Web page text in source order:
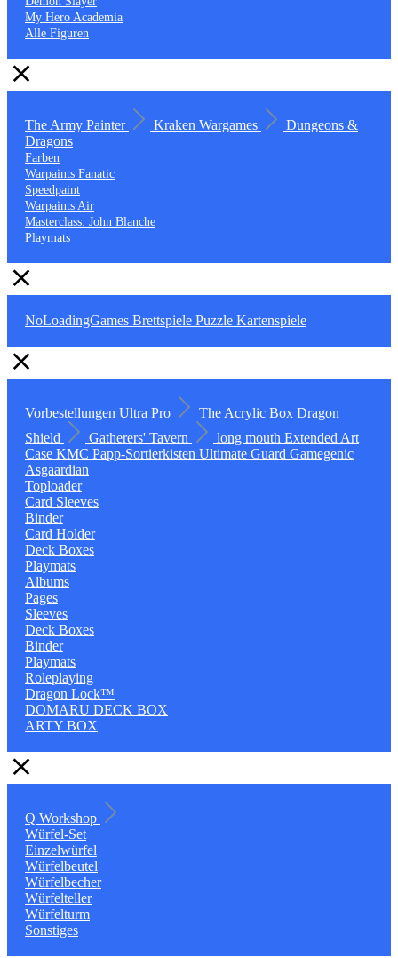
My Hero Academia
Alle Figuren
The Army Painter Kraken Wargames
Dungeons &
Dragons
Farben
Warpaints Fanatic
Speedpaint
Warpaints Air
Masterclass: John Blanche
Playmats
NoLoadingGames Brettspiele Puzzle Kartenspiele
Vorbestellungen Ultra Pro The Acrylic Box Dragon
Shield
Gatherers' Tavern long mouth Extended Art
Case KMC Papp-Sortierkisten Ultimate Guard Gamegenic
Asgaardian
Toploader
Card Sleeves
Binder
Card Holder
Deck Boxes
Playmats
Albums
Pages
Sleeves
Deck Boxes
Binder
Playmats
Roleplaying
Dragon Lock™
DOMARU DECK BOX
ARTY BOX
Q Workshop
Würfel-Set
Einzelwürfel
Würfelbeutel
Würfelbecher
Würfelteller
Würfelturm
Sonstiges